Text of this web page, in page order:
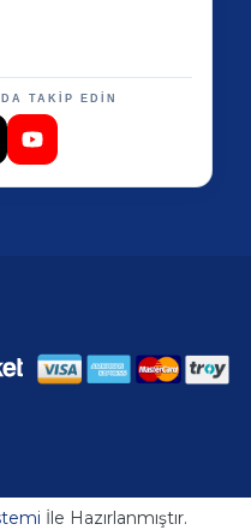
TAKİP EDİN
İle Hazırlanmıştır.